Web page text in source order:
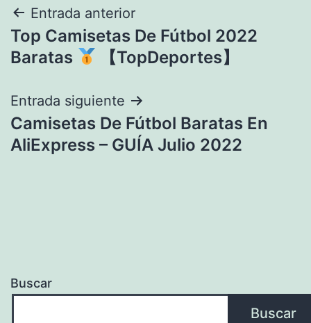
Navegación
de
Entrada anterior
Top Camisetas De Fútbol 2022
Baratas
【TopDeportes】
Entrada siguiente
Camisetas De Fútbol Baratas En
AliExpress – GUÍA Julio 2022
Buscar
Buscar